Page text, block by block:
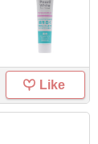
Like